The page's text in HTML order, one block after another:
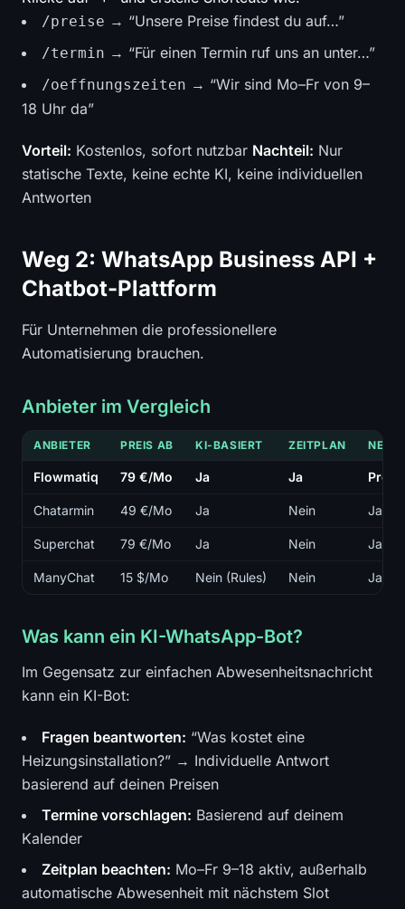
/preise → “Unsere Preise findest du auf…”
/termin → “Für einen Termin ruf uns an unter…”
/oeffnungszeiten → “Wir sind Mo–Fr von 9–
18 Uhr da”
Vorteil: Kostenlos, sofort nutzbar Nachteil: Nur
statische Texte, keine echte KI, keine individuellen
Antworten
Weg 2: WhatsApp Business API +
Chatbot-Plattform
Für Unternehmen die professionellere
Automatisierung brauchen.
Anbieter im Vergleich
ANBIETER PREIS AB KI-BASIERT ZEITPLAN
Flowmatiq 79 €/Mo Ja Ja Pro
Chatarmin 49 €/Mo Ja Nein Ja
Superchat 79 €/Mo Ja Nein Ja
ManyChat 15 $/Mo Nein (Rules) Nein Ja
Was kann ein KI-WhatsApp-Bot?
Im Gegensatz zur einfachen Abwesenheitsnachricht
kann ein KI-Bot:
Fragen beantworten: “Was kostet eine
Heizungsinstallation?” → Individuelle Antwort
basierend auf deinen Preisen
Termine vorschlagen: Basierend auf deinem
Kalender
Zeitplan beachten: Mo–Fr 9–18 aktiv, außerhalb
automatische Abwesenheit mit nächstem Slot